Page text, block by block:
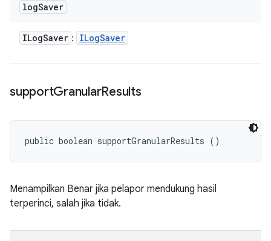
logSaver
ILogSaver : ILogSaver
supportGranularResults
public boolean supportGranularResults ()
Menampilkan Benar jika pelapor mendukung hasil
terperinci, salah jika tidak.